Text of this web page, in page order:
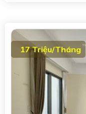
17 Triệu/Tháng